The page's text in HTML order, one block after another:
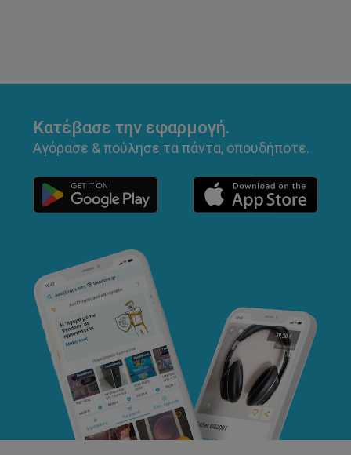
Κατέβασε την εφαρμογή.
Αγόρασε & πούλησε τα πάντα, οπουδήποτε.